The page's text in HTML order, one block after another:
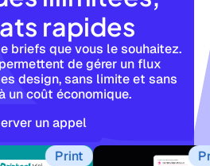
rapides
briefs que vous le souhaitez.
de gérer un flux
design, sans limite et sans
un coût économique.
un appel
Print Print